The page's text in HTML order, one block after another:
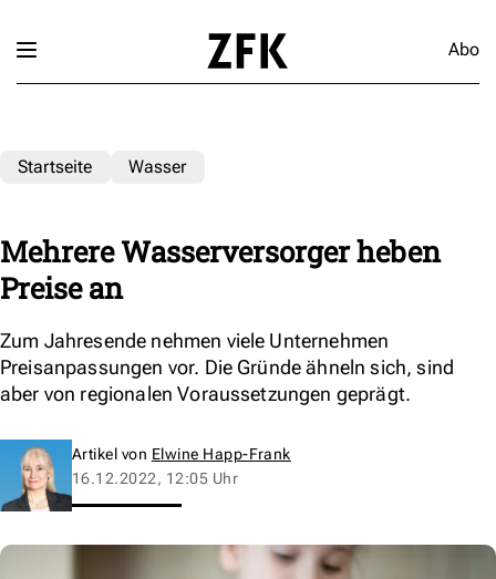
Abo
Startseite Wasser
Mehrere Wasserversorger heben
Preise an
Zum Jahresende nehmen viele Unternehmen
Preisanpassungen vor. Die Gründe ähneln sich, sind
aber von regionalen Voraussetzungen geprägt.
Artikel von Elwine Happ-Frank
16.12.2022, 12:05 Uhr